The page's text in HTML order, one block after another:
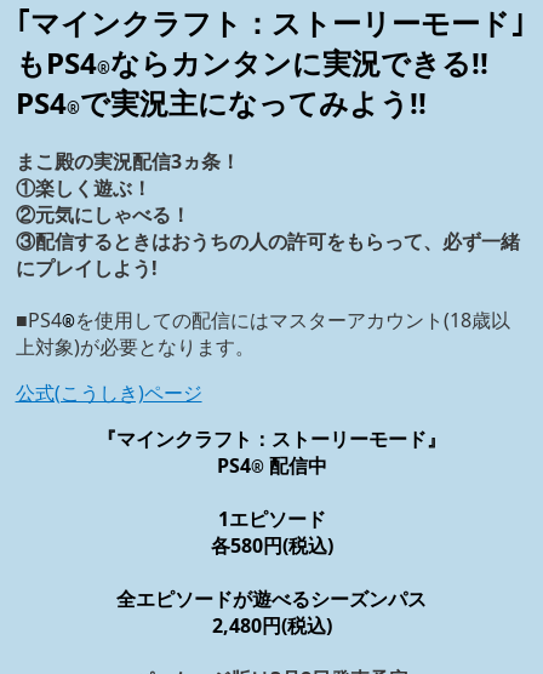
｢マインクラフト：ストーリーモード｣
もPS4®ならカンタンに実況できる!!
PS4®で実況主になってみよう!!
まこ殿の実況配信3ヵ条！
①楽しく遊ぶ！
②元気にしゃべる！
③配信するときはおうちの人の許可をもらって、必ず一緒
にプレイしよう!
■PS4®を使用しての配信にはマスターアカウント(18歳以
上対象)が必要となります。
公式(こうしき)ページ
『マインクラフト：ストーリーモード』
PS4®配信中
1エピソード
各580円(税込)
全エピソードが遊べるシーズンパス
2,480円(税込)